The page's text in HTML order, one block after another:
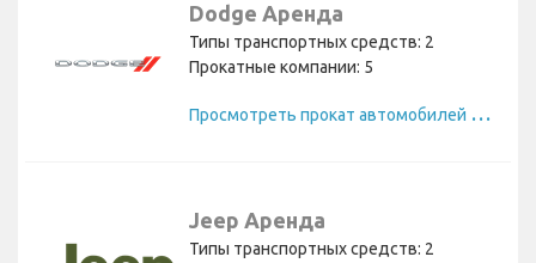
Dodge Аренда
Типы транспортных средств: 2
Прокатные компании: 5
П
росмотреть прокат автомобилей Dodge
Jeep Аренда
Типы транспортных средств: 2